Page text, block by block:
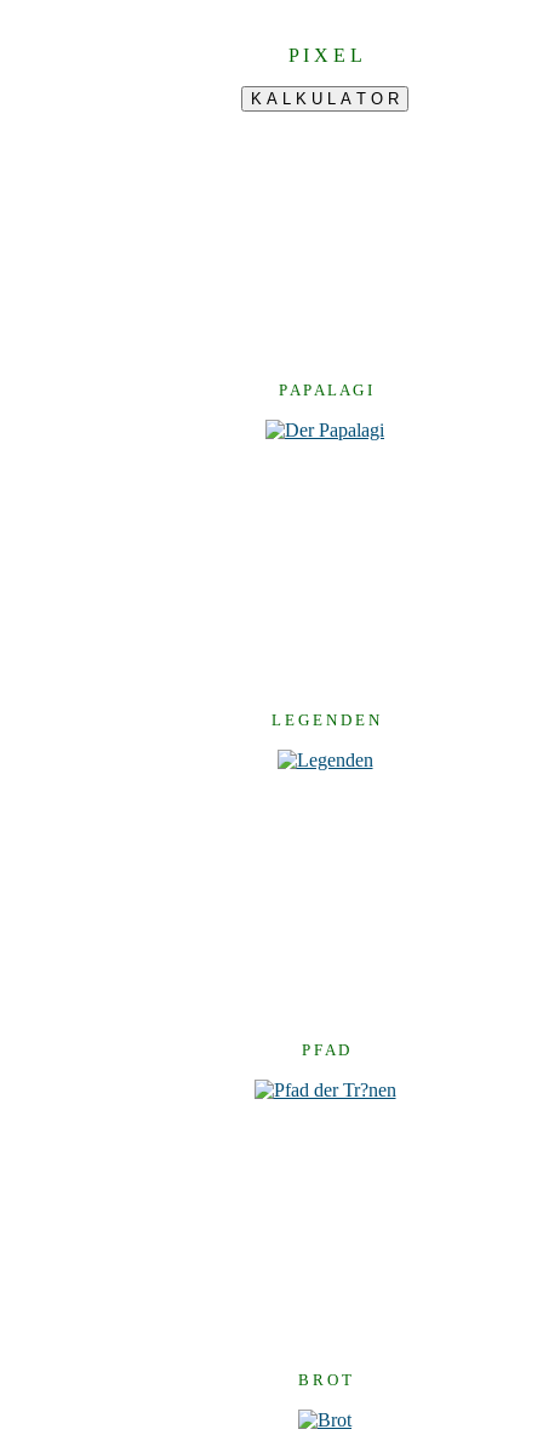
P I X E L
P A P A L A G I
L E G E N D E N
P F A D
B R O T